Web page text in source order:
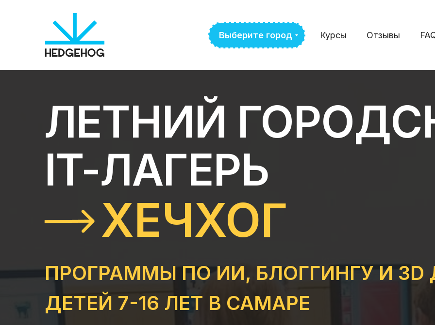
Выберите город Курсы Отзывы
ХЕЧХОГ
ЛЕТНИЙ
IT-ЛАГЕРЬ
ПРОГРАММЫ ПО ИИ, БЛОГГИНГУ И 3D
ДЕТЕЙ 7-16 ЛЕТ В САМАРЕ